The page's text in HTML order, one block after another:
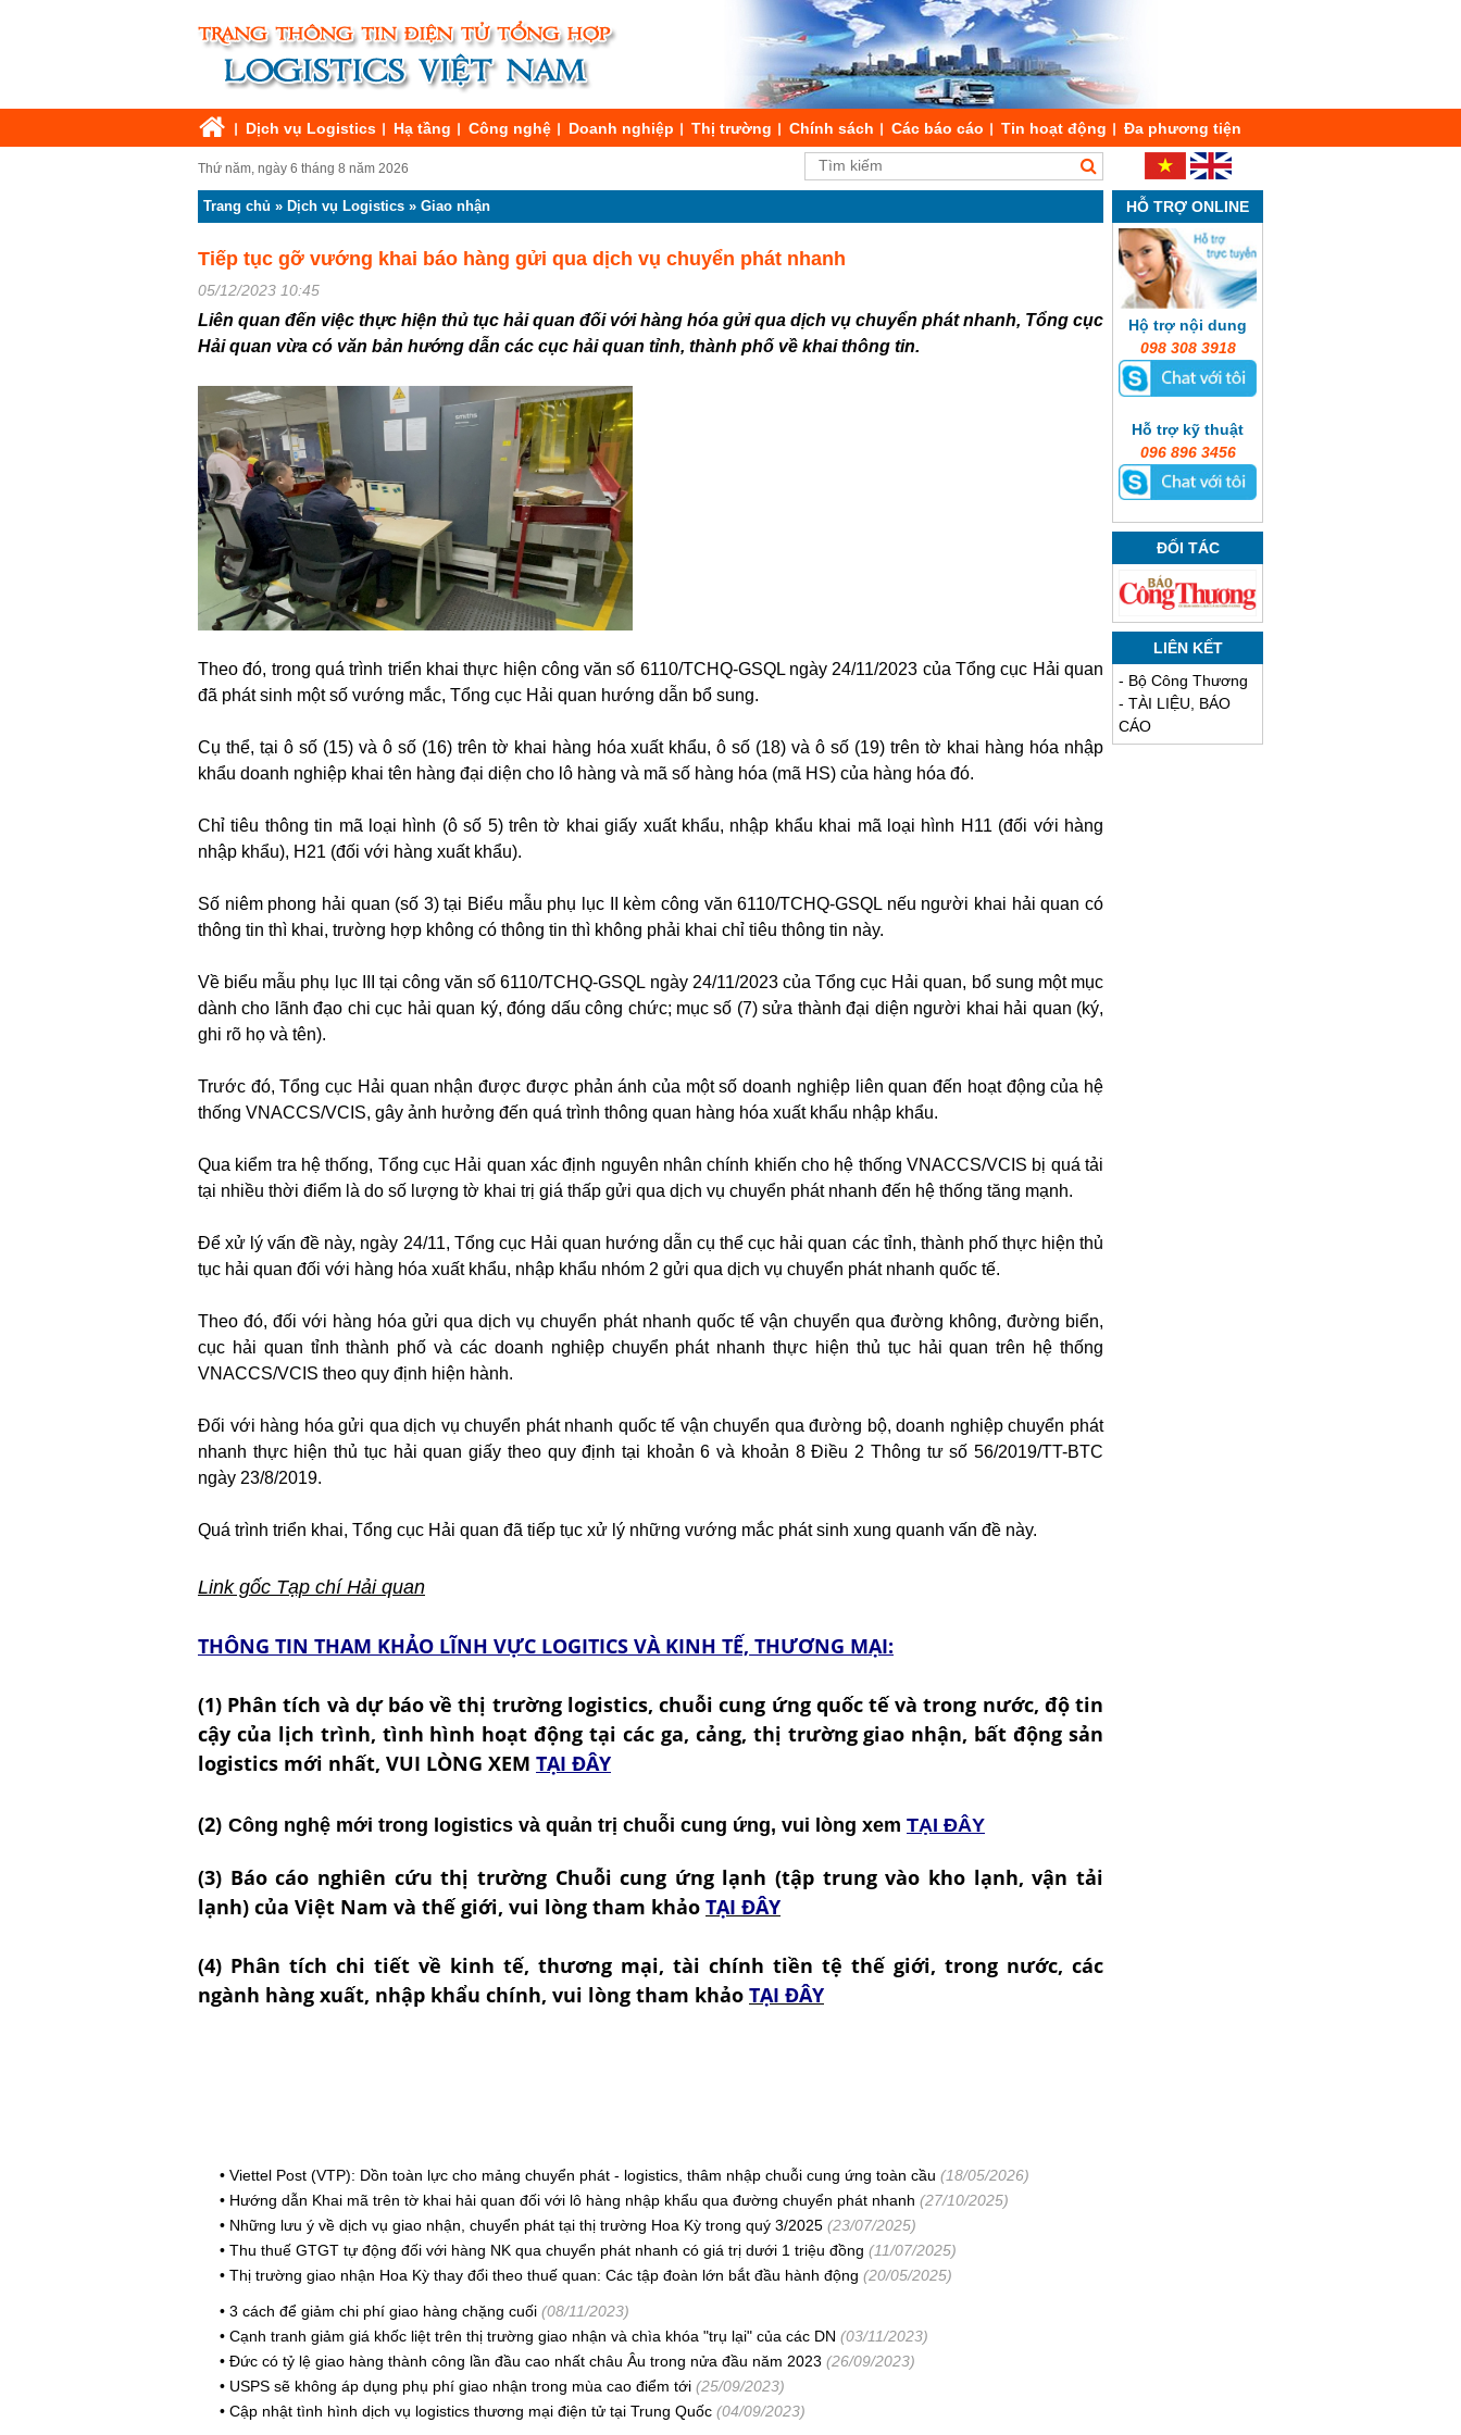
Dịch vụ Logistics Hạ tầng Công nghệ Doanh nghiệp Thị trường Chính sách Các báo cáo Tin hoạt động Đa phương tiện
Thứ năm, ngày 6 tháng 8 năm 2026
Trang chủ » Dịch vụ Logistics » Giao nhận
Tiếp tục gỡ vướng khai báo hàng gửi qua dịch vụ chuyển phát nhanh
05/12/2023 10:45
Liên quan đến việc thực hiện thủ tục hải quan đối với hàng hóa gửi qua dịch vụ chuyển phát nhanh, Tổng cục
Hải quan vừa có văn bản hướng dẫn các cục hải quan tỉnh, thành phố về khai thông tin.
Theo đó, trong quá trình triển khai thực hiện công văn số 6110/TCHQ-GSQL ngày 24/11/2023 của Tổng cục Hải quan
đã phát sinh một số vướng mắc, Tổng cục Hải quan hướng dẫn bổ sung.
Cụ thể, tại ô số (15) và ô số (16) trên tờ khai hàng hóa xuất khẩu, ô số (18) và ô số (19) trên tờ khai hàng hóa nhập
khẩu doanh nghiệp khai tên hàng đại diện cho lô hàng và mã số hàng hóa (mã HS) của hàng hóa đó.
Chỉ tiêu thông tin mã loại hình (ô số 5) trên tờ khai giấy xuất khẩu, nhập khẩu khai mã loại hình H11 (đối với hàng
nhập khẩu), H21 (đối với hàng xuất khẩu).
Số niêm phong hải quan (số 3) tại Biểu mẫu phụ lục II kèm công văn 6110/TCHQ-GSQL nếu người khai hải quan có
thông tin thì khai, trường hợp không có thông tin thì không phải khai chỉ tiêu thông tin này.
Về biểu mẫu phụ lục III tại công văn số 6110/TCHQ-GSQL ngày 24/11/2023 của Tổng cục Hải quan, bổ sung một mục
dành cho lãnh đạo chi cục hải quan ký, đóng dấu công chức; mục số (7) sửa thành đại diện người khai hải quan (ký,
ghi rõ họ và tên).
Trước đó, Tổng cục Hải quan nhận được được phản ánh của một số doanh nghiệp liên quan đến hoạt động của hệ
thống VNACCS/VCIS, gây ảnh hưởng đến quá trình thông quan hàng hóa xuất khẩu nhập khẩu.
Qua kiểm tra hệ thống, Tổng cục Hải quan xác định nguyên nhân chính khiến cho hệ thống VNACCS/VCIS bị quá tải
tại nhiều thời điểm là do số lượng tờ khai trị giá thấp gửi qua dịch vụ chuyển phát nhanh đến hệ thống tăng mạnh.
Để xử lý vấn đề này, ngày 24/11, Tổng cục Hải quan hướng dẫn cụ thể cục hải quan các tỉnh, thành phố thực hiện thủ
tục hải quan đối với hàng hóa xuất khẩu, nhập khẩu nhóm 2 gửi qua dịch vụ chuyển phát nhanh quốc tế.
Theo đó, đối với hàng hóa gửi qua dịch vụ chuyển phát nhanh quốc tế vận chuyển qua đường không, đường biển,
cục hải quan tỉnh thành phố và các doanh nghiệp chuyển phát nhanh thực hiện thủ tục hải quan trên hệ thống
VNACCS/VCIS theo quy định hiện hành.
Đối với hàng hóa gửi qua dịch vụ chuyển phát nhanh quốc tế vận chuyển qua đường bộ, doanh nghiệp chuyển phát
nhanh thực hiện thủ tục hải quan giấy theo quy định tại khoản 6 và khoản 8 Điều 2 Thông tư số 56/2019/TT-BTC
ngày 23/8/2019.
Quá trình triển khai, Tổng cục Hải quan đã tiếp tục xử lý những vướng mắc phát sinh xung quanh vấn đề này.
Link gốc Tạp chí Hải quan
THÔNG TIN THAM KHẢO LĨNH VỰC LOGITICS VÀ KINH TẾ, THƯƠNG MẠI:
(1) Phân tích và dự báo về thị trường logistics, chuỗi cung ứng quốc tế và trong nước, độ tin
cậy của lịch trình, tình hình hoạt động tại các ga, cảng, thị trường giao nhận, bất động sản
logistics mới nhất, VUI LÒNG XEM TẠI ĐÂY
(2) Công nghệ mới trong logistics và quản trị chuỗi cung ứng, vui lòng xem TẠI ĐÂY
(3) Báo cáo nghiên cứu thị trường Chuỗi cung ứng lạnh (tập trung vào kho lạnh, vận tải
lạnh) của Việt Nam và thế giới, vui lòng tham khảo TẠI ĐÂY
(4) Phân tích chi tiết về kinh tế, thương mại, tài chính tiền tệ thế giới, trong nước, các
ngành hàng xuất, nhập khẩu chính, vui lòng tham khảo TẠI ĐÂY
• Viettel Post (VTP): Dồn toàn lực cho mảng chuyển phát - logistics, thâm nhập chuỗi cung ứng toàn cầu (18/05/2026)
• Hướng dẫn Khai mã trên tờ khai hải quan đối với lô hàng nhập khẩu qua đường chuyển phát nhanh (27/10/2025)
• Những lưu ý về dịch vụ giao nhận, chuyển phát tại thị trường Hoa Kỳ trong quý 3/2025 (23/07/2025)
• Thu thuế GTGT tự động đối với hàng NK qua chuyển phát nhanh có giá trị dưới 1 triệu đồng (11/07/2025)
• Thị trường giao nhận Hoa Kỳ thay đổi theo thuế quan: Các tập đoàn lớn bắt đầu hành động (20/05/2025)
• 3 cách để giảm chi phí giao hàng chặng cuối (08/11/2023)
• Cạnh tranh giảm giá khốc liệt trên thị trường giao nhận và chìa khóa "trụ lại" của các DN (03/11/2023)
• Đức có tỷ lệ giao hàng thành công lần đầu cao nhất châu Âu trong nửa đầu năm 2023 (26/09/2023)
• USPS sẽ không áp dụng phụ phí giao nhận trong mùa cao điểm tới (25/09/2023)
• Cập nhật tình hình dịch vụ logistics thương mại điện tử tại Trung Quốc (04/09/2023)
HỖ TRỢ ONLINE
Hộ trợ nội dung
098 308 3918
Hỗ trợ kỹ thuật
096 896 3456
ĐỐI TÁC
LIÊN KẾT
- Bộ Công Thương
- TÀI LIỆU, BÁO
CÁO